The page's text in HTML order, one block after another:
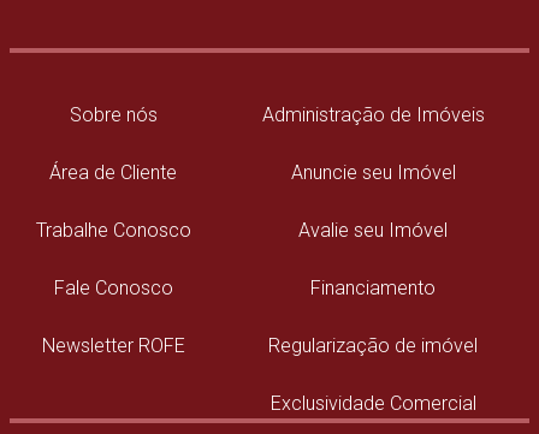
Sobre nós
Área de Cliente
Trabalhe Conosco
Fale Conosco
Newsletter ROFE
Administração de Imóveis
Anuncie seu Imóvel
Avalie seu Imóvel
Financiamento
Regularização de imóvel
Exclusividade Comercial